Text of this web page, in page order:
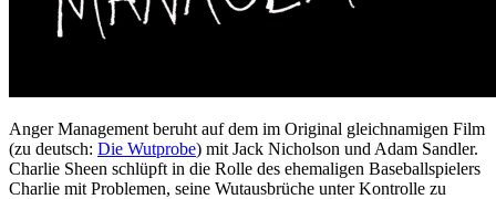
Anger Management beruht auf dem im Original gleichnamigen Film
(zu deutsch: Die Wutprobe) mit Jack Nicholson und Adam Sandler.
Charlie Sheen schlüpft in die Rolle des ehemaligen Baseballspielers
Charlie mit Problemen, seine Wutausbrüche unter Kontrolle zu